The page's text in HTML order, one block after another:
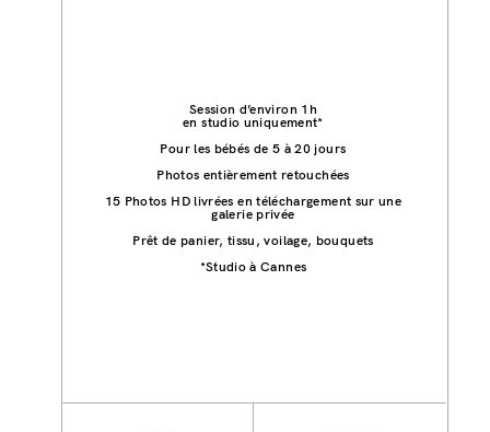
Session d’environ 1h
en studio uniquement*
Pour les bébés de 5 à 20 jours
Photos entièrement retouchées
15 Photos HD livrées en téléchargement sur une
galerie privée
Prêt de panier, tissu, voilage, bouquets
*Studio à Cannes